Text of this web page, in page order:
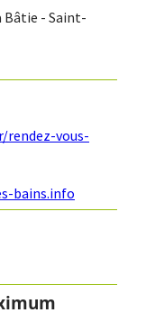
Bâtie - Saint-
rendez-vous-
bains.info